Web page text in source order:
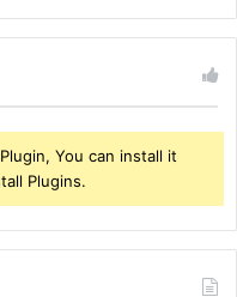
You can install it
Plugins.